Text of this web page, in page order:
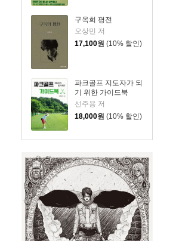
구옥희 평전
오상민 저
17,100원 (10% 할인)
파크골프 지도자가 되
기 위한 가이드북
선주용 저
18,000원 (10% 할인)